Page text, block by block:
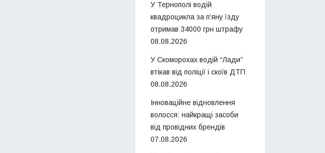
У Тернополі водій
квадроцикла за п’яну їзду
отримав 34000 грн штрафу
08.08.2026
У Скоморохах водій “Лади”
втікав від поліції і скоїв ДТП
08.08.2026
Інноваційне відновлення
волосся: найкращі засоби
від провідних брендів
07.08.2026